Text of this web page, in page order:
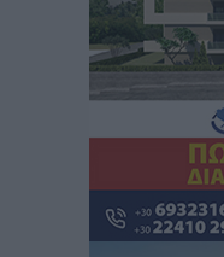
Γ. Χατζημάρκος:
Γεωργιάδη” –
και συνεργασία
πριν
Σούπερ μάρκετ:
για τις τιμές –